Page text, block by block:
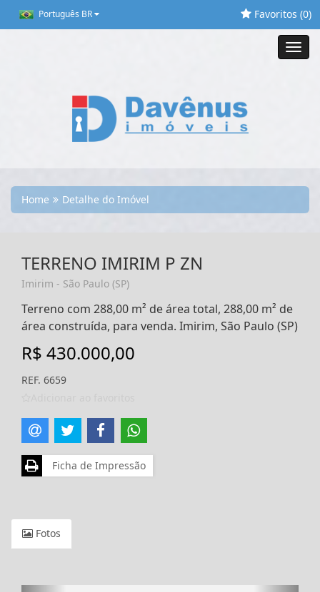
Português BR Favoritos (0)
Home Detalhe do Imóvel
TERRENO IMIRIM P ZN
Imirim - São Paulo (SP)
Terreno com 288,00 m² de área total, 288,00 m² de
área construída, para venda. Imirim, São Paulo (SP)
R$ 430.000,00
REF. 6659
Ficha de Impressão
Fotos